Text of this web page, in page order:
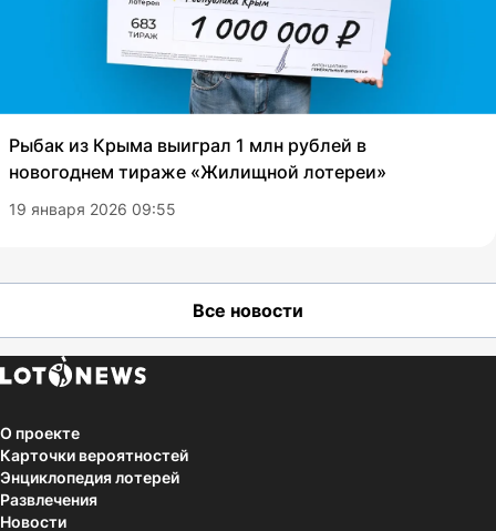
Рыбак из Крыма выиграл 1 млн рублей в
новогоднем тираже «Жилищной лотереи»
19 января 2026 09:55
Все новости
О проекте
Карточки вероятностей
Энциклопедия лотерей
Развлечения
Новости